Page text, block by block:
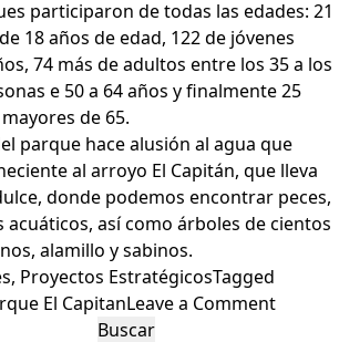
participaron de todas las edades: 21
18 años de edad, 122 de jóvenes
74 más de adultos entre los 35 a los
e 50 a 64 años y finalmente 25
de 65.
parque hace alusión al agua que
al arroyo El Capitán, que lleva
donde podemos encontrar peces,
así como árboles de cientos
alamillo y sabinos.
, Proyectos EstratégicosTagged
El CapitanLeave a Commenton